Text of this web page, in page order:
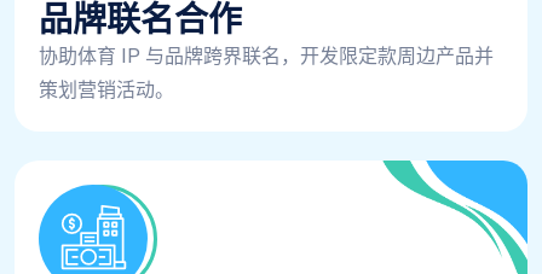
品牌联名合作
协助体育 IP 与品牌跨界联名，开发限定款周边产品并
策划营销活动。